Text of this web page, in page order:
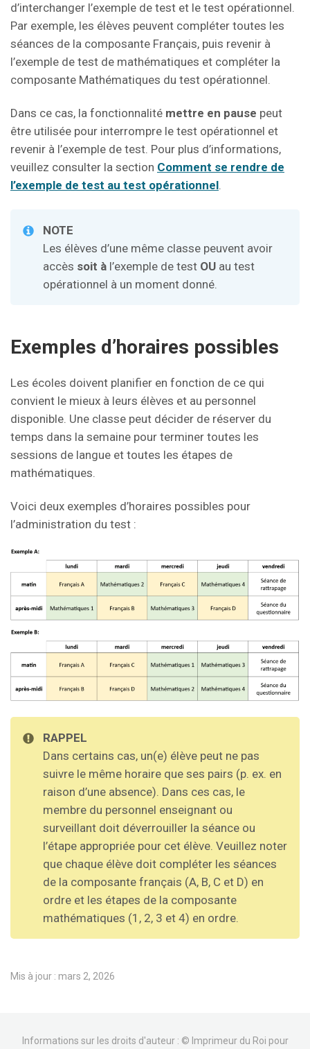
d’interchanger l’exemple de test et le test opérationnel.
Par exemple, les élèves peuvent compléter toutes les
séances de la composante Français, puis revenir à
l’exemple de test de mathématiques et compléter la
composante Mathématiques du test opérationnel.
Dans ce cas, la fonctionnalité mettre en pause peut
être utilisée pour interrompre le test opérationnel et
revenir à l’exemple de test. Pour plus d’informations,
veuillez consulter la section Comment se rendre de
l’exemple de test au test opérationnel.
NOTE
Les élèves d’une même classe peuvent avoir
accès soit àl’exemple de test OUau test
opérationnel à un moment donné.
Exemples d’horaires possibles
Les écoles doivent planifier en fonction de ce qui
convient le mieux à leurs élèves et au personnel
disponible. Une classe peut décider de réserver du
temps dans la semaine pour terminer toutes les
sessions de langue et toutes les étapes de
mathématiques.
Voici deux exemples d’horaires possibles pour
l’administration du test :
RAPPEL
Dans certains cas, un(e) élève peut ne pas
suivre le même horaire que ses pairs (p. ex. en
raison d’une absence). Dans ces cas, le
membre du personnel enseignant ou
surveillant doit déverrouiller la séance ou
l’étape appropriée pour cet élève. Veuillez noter
que chaque élève doit compléter les séances
de la composante français (A, B, C et D) en
ordre et les étapes de la composante
mathématiques (1, 2, 3 et 4) en ordre.
Mis à jour : mars 2, 2026
Informations sur les droits d'auteur : © Imprimeur du Roi pour